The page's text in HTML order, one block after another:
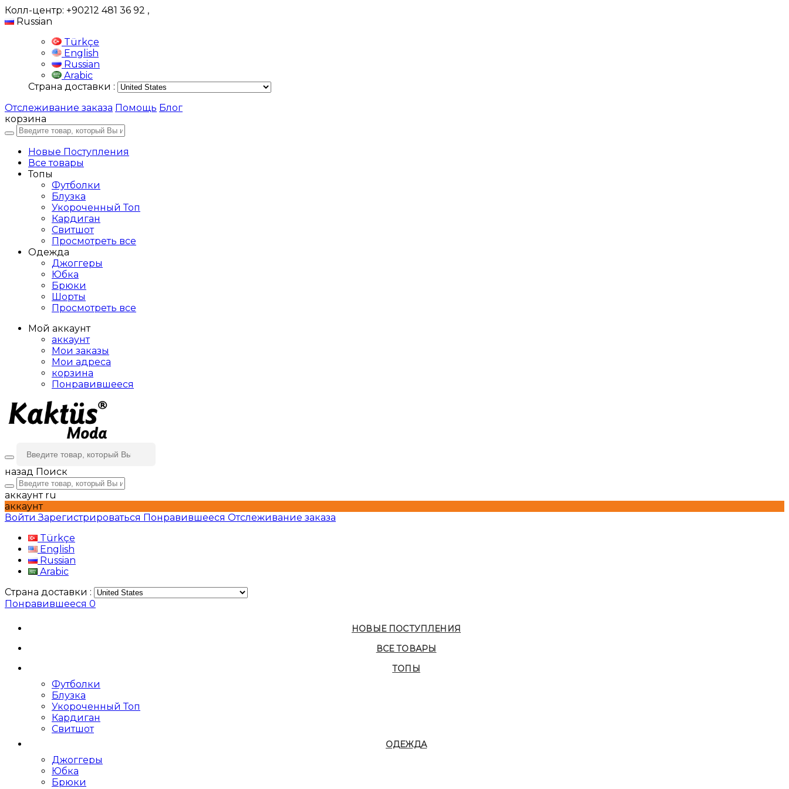
Колл-центр: +90212 481 36 92 ,
Russian
Türkçe
English
Russian
Arabic
Страна доставки :
Отслеживание заказа Помощь Блог
корзина
Новые Поступления
Все товары
Топы
Футболки
Блузка
Укороченный Топ
Кардиган
Свитшот
Просмотреть все
Одежда
Джоггеры
Юбка
Брюки
Шорты
Просмотреть все
Мой аккаунт
аккаунт
Мои заказы
Мои адреса
корзина
Понравившееся
назад Поиск
аккаунт ru
аккаунт
ВойтиЗарегистрироваться Понравившееся Отслеживание заказа
Türkçe
English
Russian
Arabic
Страна доставки :
Понравившееся 0
НОВЫЕ ПОСТУПЛЕНИЯ
ВСЕ ТОВАРЫ
ТОПЫ
Футболки
Блузка
Укороченный Топ
Кардиган
Свитшот
ОДЕЖДА
Джоггеры
Юбка
Брюки